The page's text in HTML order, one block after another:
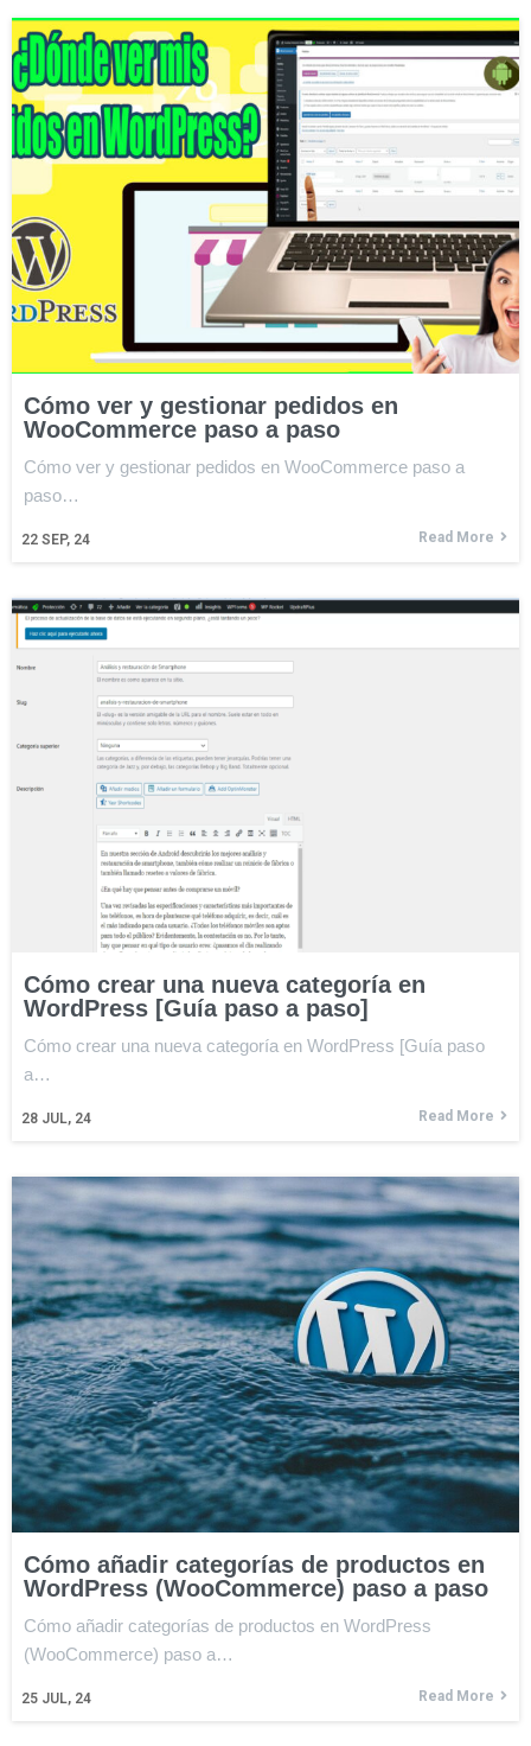
Cómo ver y gestionar pedidos en
WooCommerce paso a paso
22 SEP, 24
Cómo ver y gestionar pedidos en WooCommerce paso a
paso…
Read More
Cómo crear una nueva categoría en
WordPress [Guía paso a paso]
28 JUL, 24
Cómo crear una nueva categoría en WordPress [Guía paso
a…
Read More
Cómo añadir categorías de productos en
WordPress (WooCommerce) paso a paso
25 JUL, 24
Cómo añadir categorías de productos en WordPress
(WooCommerce) paso a…
Read More